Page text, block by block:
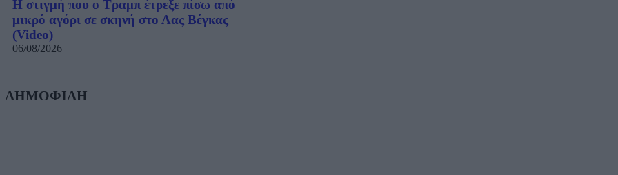
Η στιγμή που ο Τραμπ έτρεξε πίσω από
μικρό αγόρι σε σκηνή στο Λας Βέγκας
(Video)
06/08/2026
ΔΗΜΟΦΙΛΗ